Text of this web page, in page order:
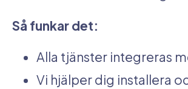
Så funkar det:
Alla tjänster integreras
Vi hjälper dig installera